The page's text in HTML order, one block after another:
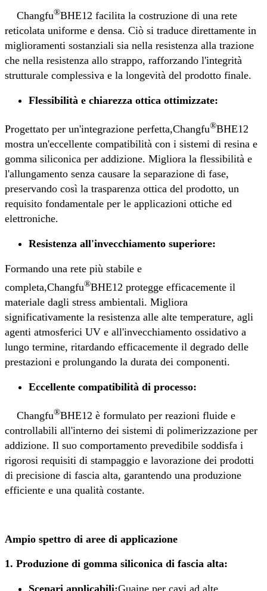
Changfu®BHE12 facilita la costruzione di una rete
reticolata uniforme e densa. Ciò si traduce direttamente in
miglioramenti sostanziali sia nella resistenza alla trazione
che nella resistenza allo strappo, rafforzando l'integrità
strutturale complessiva e la longevità del prodotto finale.
Flessibilità e chiarezza ottica ottimizzate:
Progettato per un'integrazione perfetta,Changfu®BHE12
mostra un'eccellente compatibilità con i sistemi di resina e
gomma siliconica per addizione. Migliora la flessibilità e
l'allungamento senza causare la separazione di fase,
preservando così la trasparenza ottica del prodotto, un
requisito fondamentale per le applicazioni ottiche ed
elettroniche.
Resistenza all'invecchiamento superiore:
Formando una rete più stabile e
completa,Changfu®BHE12 protegge efficacemente il
materiale dagli stress ambientali. Migliora
significativamente la resistenza alle alte temperature, agli
agenti atmosferici UV e all'invecchiamento ossidativo a
lungo termine, ritardando efficacemente il degrado delle
prestazioni e prolungando la durata dei componenti.
Eccellente compatibilità di processo:
Changfu®BHE12 è formulato per reazioni fluide e
controllabili all'interno dei sistemi di polimerizzazione per
addizione. Il suo comportamento prevedibile soddisfa i
rigorosi requisiti di stampaggio e lavorazione dei prodotti
di precisione di fascia alta, garantendo una produzione
efficiente e una qualità costante.
Ampio spettro di aree di applicazione
1. Produzione di gomma siliconica di fascia alta:
Scenari applicabili:Guaine per cavi ad alte